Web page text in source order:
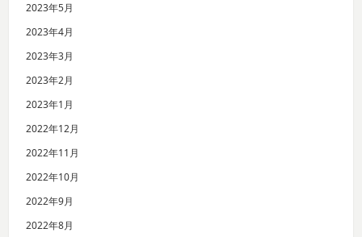
2023年5月
2023年4月
2023年3月
2023年2月
2023年1月
2022年12月
2022年11月
2022年10月
2022年9月
2022年8月